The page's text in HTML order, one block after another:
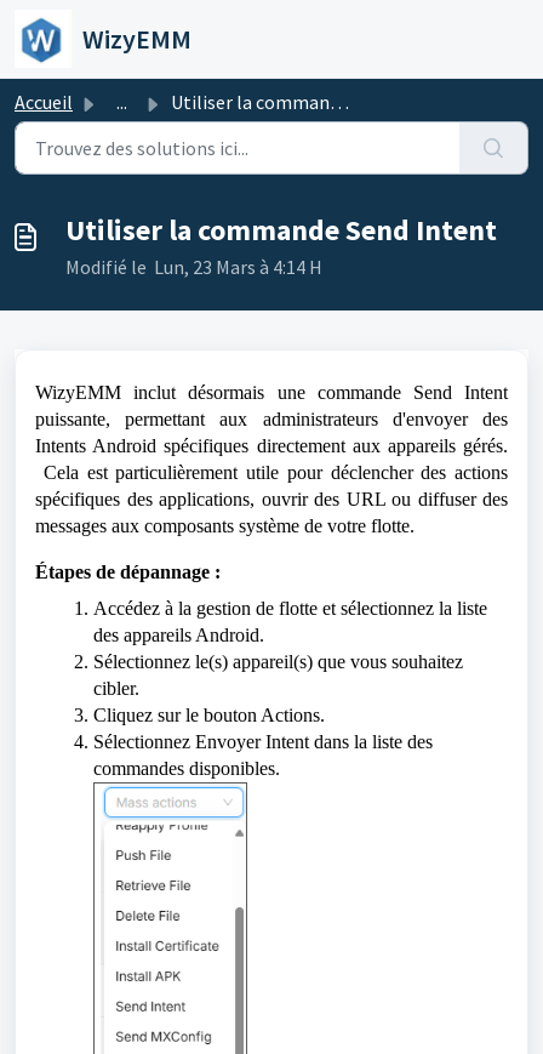
Passer au contenu principal
WizyEMM
Accueil ... Utiliser la commande Send Intent
Utiliser la commande Send Intent
Modifié le Lun, 23 Mars à 4:14 H
WizyEMM inclut désormais une commande Send Intent
puissante, permettant aux administrateurs d'envoyer des
Intents Android spécifiques directement aux appareils gérés.
Cela est particulièrement utile pour déclencher des actions
spécifiques des applications, ouvrir des URL ou diffuser des
messages aux composants système de votre flotte.
Étapes de dépannage :
Accédez à la gestion de flotte et sélectionnez la liste
des appareils Android.
Sélectionnez le(s) appareil(s) que vous souhaitez
cibler.
Cliquez sur le bouton Actions.
Sélectionnez Envoyer Intent dans la liste des
commandes disponibles.